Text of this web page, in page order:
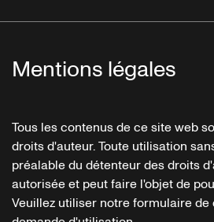
Mentions légales
Tous les contenus de ce site web
droits d'auteur. Toute utilisation
préalable du détenteur des droits
autorisée et peut faire l'objet de
Veuillez utiliser notre formulaire